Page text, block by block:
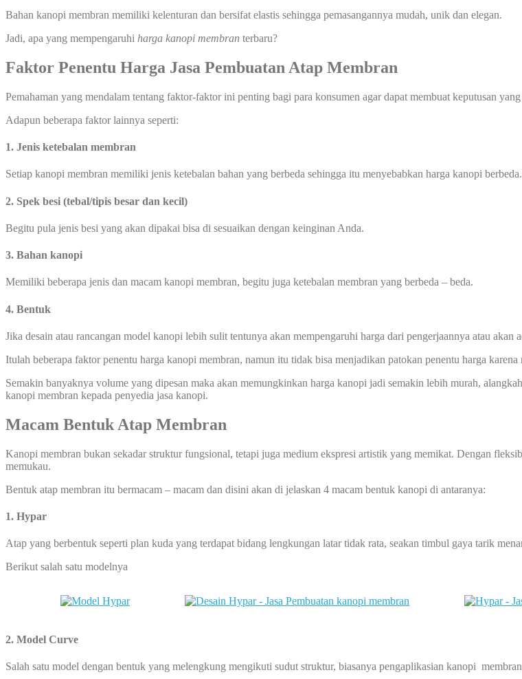
Bahan kanopi membran memiliki kelenturan dan bersifat elastis sehingga pemasangannya mudah, unik dan elegan.
Jadi, apa yang mempengaruhi harga kanopi membran terbaru?
Faktor Penentu Harga Jasa Pembuatan Atap Membran
Pemahaman yang mendalam tentang faktor-faktor ini penting bagi para konsumen agar dapat membuat keputusan
Adapun beberapa faktor lainnya seperti:
1. Jenis ketebalan membran
Setiap kanopi membran memiliki jenis ketebalan bahan yang berbeda sehingga itu menyebabkan harga kanopi berbeda.
2. Spek besi (tebal/tipis besar dan kecil)
Begitu pula jenis besi yang akan dipakai bisa di sesuaikan dengan keinginan Anda.
3. Bahan kanopi
Memiliki beberapa jenis dan macam kanopi membran, begitu juga ketebalan membran yang berbeda – beda.
4. Bentuk
Jika desain atau rancangan model kanopi lebih sulit tentunya akan mempengaruhi harga dari pengerjaannya atau akan
Itulah beberapa faktor penentu harga kanopi membran, namun itu tidak bisa menjadikan patokan penentu harga
Semakin banyaknya volume yang dipesan maka akan memungkinkan harga kanopi jadi semakin lebih murah,
kanopi membran kepada penyedia jasa kanopi.
Macam Bentuk Atap Membran
Kanopi membran bukan sekadar struktur fungsional, tetapi juga medium ekspresi artistik yang memikat. Dengan
memukau.
Bentuk atap membran itu bermacam – macam dan disini akan di jelaskan 4 macam bentuk kanopi di antaranya:
1. Hypar
Atap yang berbentuk seperti plan kuda yang terdapat bidang lengkungan latar tidak rata, seakan timbul gaya tarik
Berikut salah satu modelnya
2. Model Curve
Salah satu model dengan bentuk yang melengkung mengikuti sudut struktur, biasanya pengaplikasian kanopi